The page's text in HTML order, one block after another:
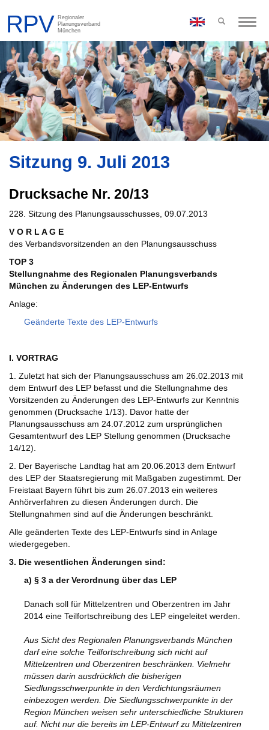
Toggle
Sitzung 9. Juli 2013
Drucksache Nr. 20/13
228. Sitzung des Planungsausschusses, 09.07.2013
V O R L A G E
des Verbandsvorsitzenden an den Planungsausschuss
TOP 3
Stellungnahme des Regionalen Planungsverbands
München zu Änderungen des LEP-Entwurfs
Anlage:
Geänderte Texte des LEP-Entwurfs
I. VORTRAG
1. Zuletzt hat sich der Planungsausschuss am 26.02.2013 mit
dem Entwurf des LEP befasst und die Stellungnahme des
Vorsitzenden zu Änderungen des LEP-Entwurfs zur Kenntnis
genommen (Drucksache 1/13). Davor hatte der
Planungsausschuss am 24.07.2012 zum ursprünglichen
Gesamtentwurf des LEP Stellung genommen (Drucksache
14/12).
2. Der Bayerische Landtag hat am 20.06.2013 dem Entwurf
des LEP der Staatsregierung mit Maßgaben zugestimmt. Der
Freistaat Bayern führt bis zum 26.07.2013 ein weiteres
Anhörverfahren zu diesen Änderungen durch. Die
Stellungnahmen sind auf die Änderungen beschränkt.
Alle geänderten Texte des LEP-Entwurfs sind in Anlage
wiedergegeben.
3. Die wesentlichen Änderungen sind:
a) § 3 a der Verordnung über das LEP
Danach soll für Mittelzentren und Oberzentren im Jahr
2014 eine Teilfortschreibung des LEP eingeleitet werden.
Aus Sicht des Regionalen Planungsverbands München
darf eine solche Teilfortschreibung sich nicht auf
Mittelzentren und Oberzentren beschränken. Vielmehr
müssen darin ausdrücklich die bisherigen
Siedlungsschwerpunkte in den Verdichtungsräumen
einbezogen werden. Die Siedlungsschwerpunkte in der
Region München weisen sehr unterschiedliche Strukturen
auf. Nicht nur die bereits im LEP-Entwurf zu Mittelzentren